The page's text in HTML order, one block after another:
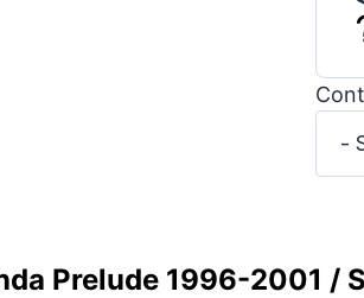
-
Prelude 1996-2001 /